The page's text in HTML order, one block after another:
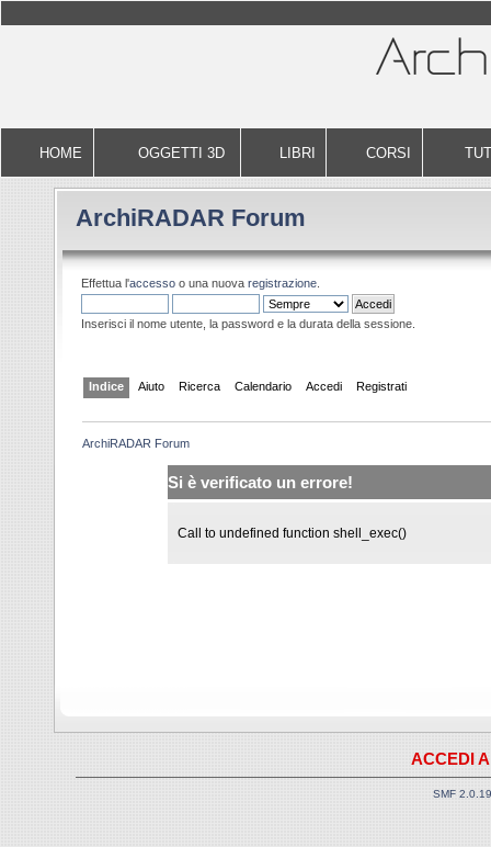
HOME OGGETTI 3D LIBRI CORSI
ArchiRADAR Forum
Effettua l'accesso o una nuova registrazione.
Inserisci il nome utente, la password e la durata della sessione.
Indice Aiuto Ricerca Calendario Accedi Registrati
ArchiRADAR Forum
Si è verificato un errore!
Call to undefined function shell_exec()
ACCEDI
SMF 2.0.19